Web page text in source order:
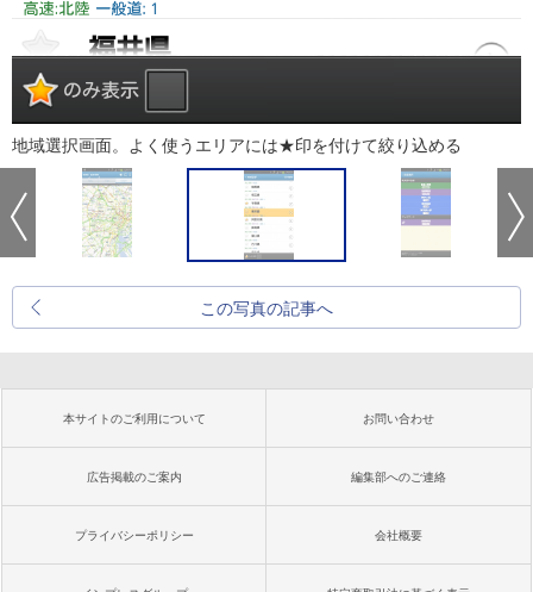
地域選択画面。よく使うエリアには★印を付けて絞り込める
この写真の記事へ
本サイトのご利用について お問い合わせ
広告掲載のご案内 編集部へのご連絡
プライバシーポリシー 会社概要